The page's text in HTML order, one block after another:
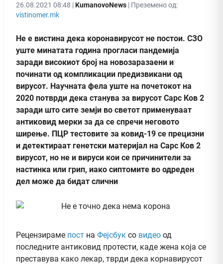
26.08.2021 08:48 |KumanovoNews | Преземено од:
vistinomer.mk
Не е вистина дека коронавирусот не постои. СЗО
уште минатата година прогласи пандемија
заради високиот број на новозаразаени и
починати од компликации предизвикани од
вирусот. Научната фела уште на почетокот на
2020 потврди дека станува за вирусот Сарс Ков 2
заради што сите земји во светот применуваат
антиковид мерки за да се спречи неговото
ширење. ПЦР тестовите за ковид-19 се прецизни
и детектираат генетски материјал на Сарс Ков 2
вирусот, но не и вируси кои се причинители за
настинка или грип, иако сиптомите во одреден
дел може да бидат слични
Рецензираме пост на Фејсбук со видео од
последните антиковид протести, каде жена која се
преставува како лекар, тврди дека корнавирусот